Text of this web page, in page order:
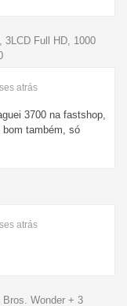
3LCD Full HD, 1000
atrás
3700 na fastshop,
também, só
atrás
Wonder + 3